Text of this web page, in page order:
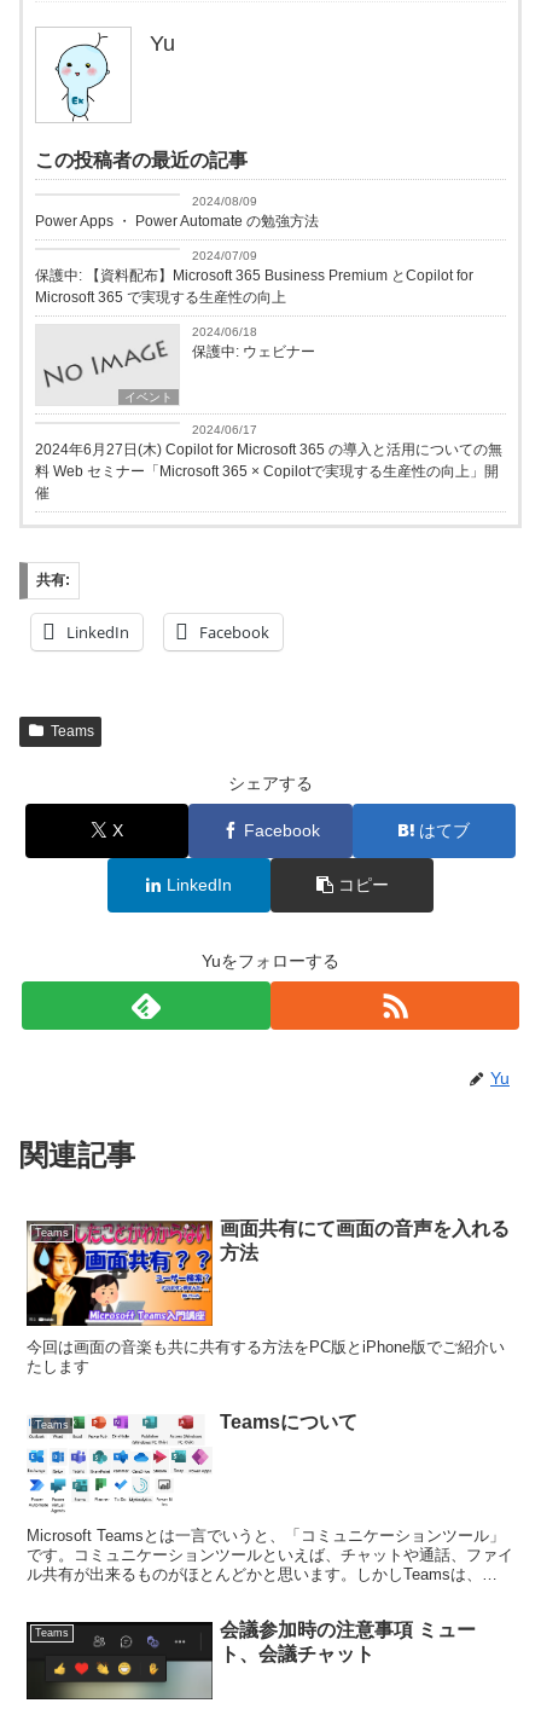
Yu
この投稿者の最近の記事
2024/08/09
Power Apps ・ Power Automate の勉強方法
イベント
2024/07/09
保護中: 【資料配布】Microsoft 365 Business Premium とCopilot for
Microsoft 365 で実現する生産性の向上
イベント
2024/06/18
保護中: ウェビナー
イベント
2024/06/17
2024年6月27日(木) Copilot for Microsoft 365 の導入と活用についての無
料 Web セミナー「Microsoft 365 × Copilotで実現する生産性の向上」開
催
共有:
LinkedIn Facebook
Teams
シェアする
X Facebook はてブ
LinkedIn コピー
Yuをフォローする
Yu
関連記事
Teams
画面共有にて画面の音声を入れる
方法
今回は画面の音楽も共に共有する方法をPC版とiPhone版でご紹介い
たします
Teams Teamsについて
Microsoft Teamsとは一言でいうと、「コミュニケーションツール」
です。コミュニケーションツールといえば、チャットや通話、ファイ
ル共有が出来るものがほとんどかと思います。しかしTeamsは、
Teams
会議参加時の注意事項 ミュー
ト、会議チャット